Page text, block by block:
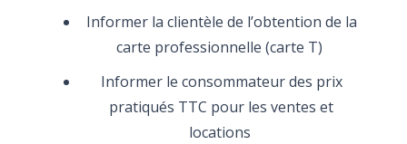
Informer la clientèle de l’obtention de la
carte professionnelle (carte T)
Informer le consommateur des prix
pratiqués TTC pour les ventes et
locations